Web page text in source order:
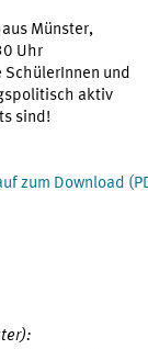
Münster,
Uhr
und
aktiv
sind!
zum Download